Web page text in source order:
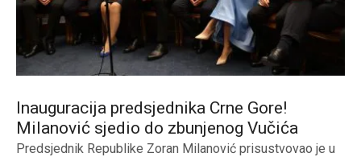
Inauguracija predsjednika Crne Gore!
Milanović sjedio do zbunjenog Vučića
Predsjednik Republike Zoran Milanović prisustvovao je u